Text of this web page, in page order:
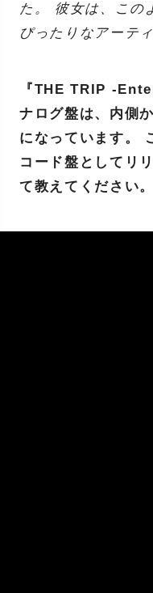
た。 彼女は、この
ぴったりなアーテ
『THE TRIP -
ナログ盤は、内側
になっています。
コード盤としてリ
て教えてください。